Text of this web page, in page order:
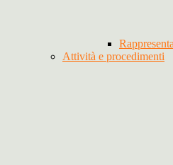
Attività e procedimenti